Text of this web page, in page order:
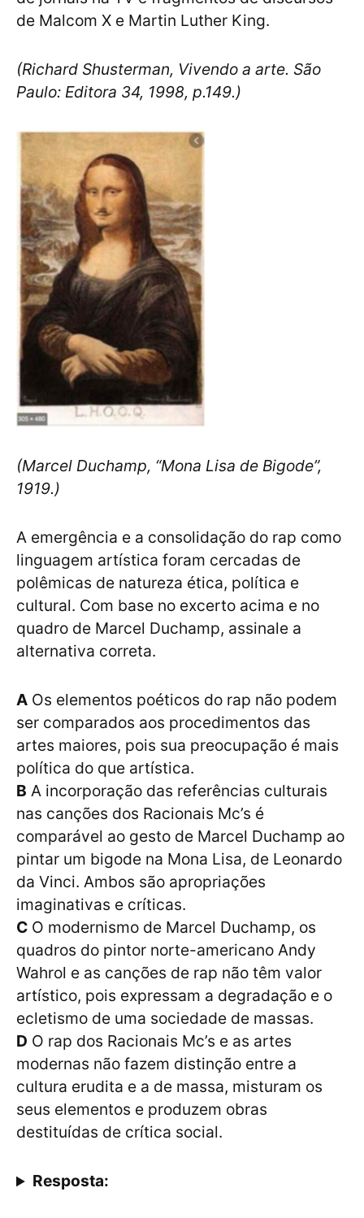
de Malcom X e Martin Luther King.
(Richard Shusterman, Vivendo a arte. São
Paulo: Editora 34, 1998, p.149.)
(Marcel Duchamp, “Mona Lisa de Bigode”,
1919.)
A emergência e a consolidação do rap como
linguagem artística foram cercadas de
polêmicas de natureza ética, política e
cultural. Com base no excerto acima e no
quadro de Marcel Duchamp, assinale a
alternativa correta.
A Os elementos poéticos do rap não podem
ser comparados aos procedimentos das
artes maiores, pois sua preocupação é mais
política do que artística.
B A incorporação das referências culturais
nas canções dos Racionais Mc’s é
comparável ao gesto de Marcel Duchamp ao
pintar um bigode na Mona Lisa, de Leonardo
da Vinci. Ambos são apropriações
imaginativas e críticas.
C O modernismo de Marcel Duchamp, os
quadros do pintor norte-americano Andy
Wahrol e as canções de rap não têm valor
artístico, pois expressam a degradação e o
ecletismo de uma sociedade de massas.
D O rap dos Racionais Mc’s e as artes
modernas não fazem distinção entre a
cultura erudita e a de massa, misturam os
seus elementos e produzem obras
destituídas de crítica social.
Resposta: